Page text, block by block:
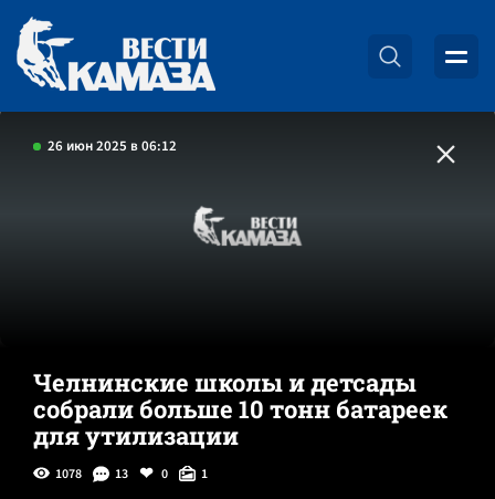
26 июн 2025 в 06:12
Челнинские школы и детсады
собрали больше 10 тонн батареек
для утилизации
1078 13 0 1